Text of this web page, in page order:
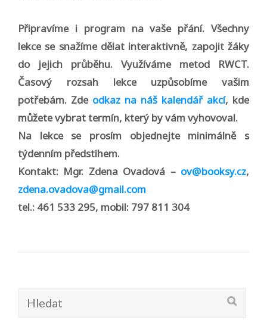
Připravíme i program na vaše přání. Všechny
lekce se snažíme dělat interaktivně, zapojit žáky
do jejich průběhu. Využíváme metod RWCT.
Časový rozsah lekce uzpůsobíme vašim
potřebám. Zde odkaz na náš kalendář akcí, kde
můžete vybrat termín, který by vám vyhovoval.
Na lekce se prosím objednejte minimálně s
týdenním předstihem.
Kontakt: Mgr. Zdena Ovadová – ov@booksy.cz,
zdena.ovadova@gmail.com
tel.: 461 533 295, mobil: 797 811 304
Hledat: